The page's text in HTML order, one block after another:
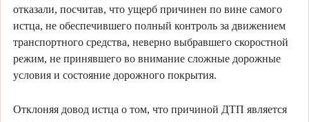
отказали, посчитав, что ущерб причинен по вине самого
истца, не обеспечившего полный контроль за движением
транспортного средства, неверно выбравшего скоростной
режим, не принявшего во внимание сложные дорожные
условия и состояние дорожного покрытия.
Отклоняя довод истца о том, что причиной ДТП является